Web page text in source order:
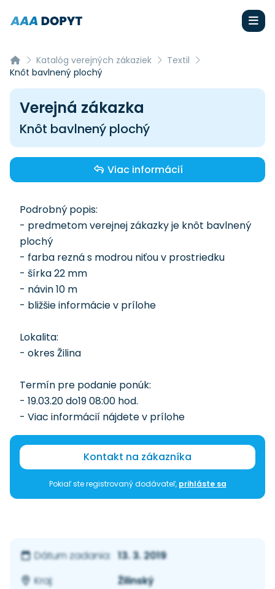
Katalóg verejných zákaziek
Textil
Knôt bavlnený plochý
Verejná zákazka
Knôt bavlnený plochý
Viac informácií
Podrobný popis:
- predmetom verejnej zákazky je knôt bavlnený
plochý
- farba rezná s modrou niťou v prostriedku
- šírka 22 mm
- návin 10 m
- bližšie informácie v prílohe
Lokalita:
- okres Žilina
Termín pre podanie ponúk:
- 19.03.20 do19 08:00 hod.
- Viac informácií nájdete v prílohe
Kontakt na zákazníka
Pokiaľ ste registrovaný dodávateľ, prihláste sa
Dátum zadania: 13. 3. 2019
Kraj:
Žilinský